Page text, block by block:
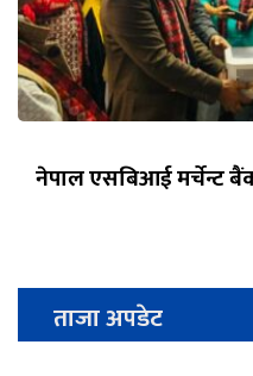
नेपाल एसबिआई मर्चेन्ट
ताजा अपडेट